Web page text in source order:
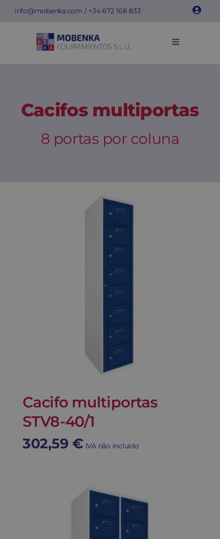
Skipinfo@mobenka.com / +34672 168 833
Toggle
Instalações
Cacifos multiportas
8 portas por coluna
Cacifo multiportas
STV8-40/1
302,59 € IVA não incluído